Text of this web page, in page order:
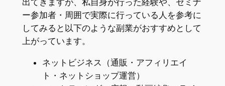
出てきますが、私自身が行った経験や、セミナ
ー参加者・周囲で実際に行っている人を参考に
してみると以下のような副業がおすすめとして
上がっています。
ネットビジネス（通販・アフィリエイ
ト・ネットショップ運営）